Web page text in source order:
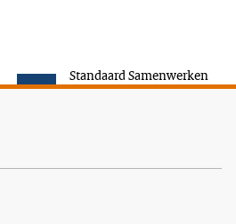
Standaard Samenwerken